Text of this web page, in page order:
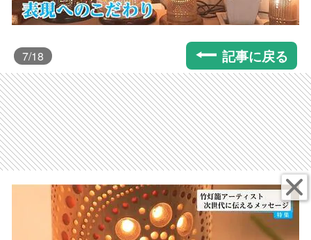
7/18 記事に戻る